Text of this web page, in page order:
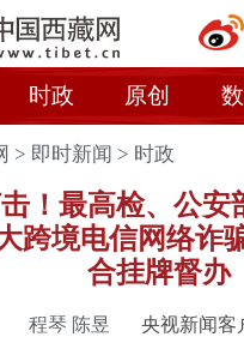
时政 原创
> 即时新闻 > 时政
！最高检、公安
跨境电信网络诈
合挂牌督办
程琴 陈昱 央视新闻客